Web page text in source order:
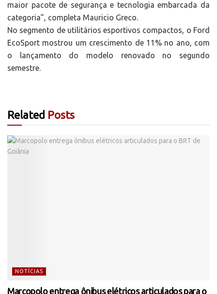
maior pacote de segurança e tecnologia embarcada da
categoria”, completa Mauricio Greco.
No segmento de utilitários esportivos compactos, o Ford
EcoSport mostrou um crescimento de 11% no ano, com
o lançamento do modelo renovado no segundo
semestre.
Related Posts
NOTÍCIAS
Marcopolo entrega ônibus elétricos articulados para o